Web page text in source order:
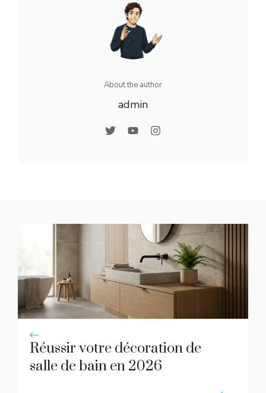
About the author
admin
Réussir votre décoration de
salle de bain en 2026